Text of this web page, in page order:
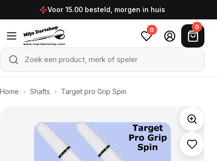
Ga naar de inhoudVoor 15.00 besteld, morgen in huis
Zoek een product, merk of speler
Zoeken
0 0
Home › Shafts › Target pro Grip Spin